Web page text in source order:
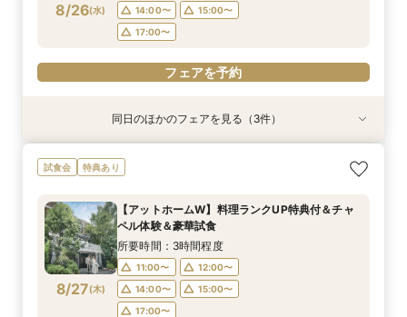
フェアを予約
フェアを予約
フェアを予約
フェアを予約
フェアを予約
8/26(水)
14:00〜
15:00〜
17:00〜
フェアを予約
特典あり
8/26(水)
【10名～貸切可】絶品フレンチ試食付*挙式×会
食プラン相談フェア
11:00〜
12:00〜
14:00〜
15:00〜
17:00〜
フェアを予約
特典あり
8/26(水)
初見学でも安心◎「即決なし」アップ額が少ない
新プラン×試食付
11:00〜
12:00〜
14:00〜
15:00〜
17:00〜
フェアを予約
8/26(水)
【90分～OK】〈2件目見学も◎〉豪華特典付*ク
イック相談会
11:00〜
12:00〜
14:00〜
15:00〜
17:00〜
フェアを予約
同日のほかのフェアを見る（3件）
試食会 特典あり
8/27(木)
【アットホームW】料理ランクUP特典付＆チャ
ペル体験＆豪華試食
所要時間：3時間程度
11:00〜
12:00〜
14:00〜
15:00〜
17:00〜